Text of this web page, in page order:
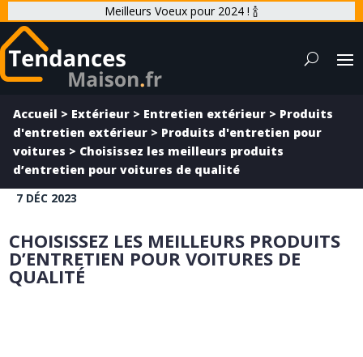
Meilleurs Voeux pour 2024 ! 🍾
Accueil > Extérieur > Entretien extérieur > Produits
d'entretien extérieur > Produits d'entretien pour
voitures > Choisissez les meilleurs produits
d’entretien pour voitures de qualité
7 DÉC 2023
CHOISISSEZ LES MEILLEURS PRODUITS
D’ENTRETIEN POUR VOITURES DE
QUALITÉ